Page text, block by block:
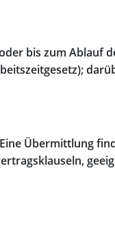
bis zum Ablauf
Übermittlung